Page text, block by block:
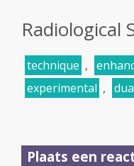
Radiological
technique ,
experimental ,
Plaats een